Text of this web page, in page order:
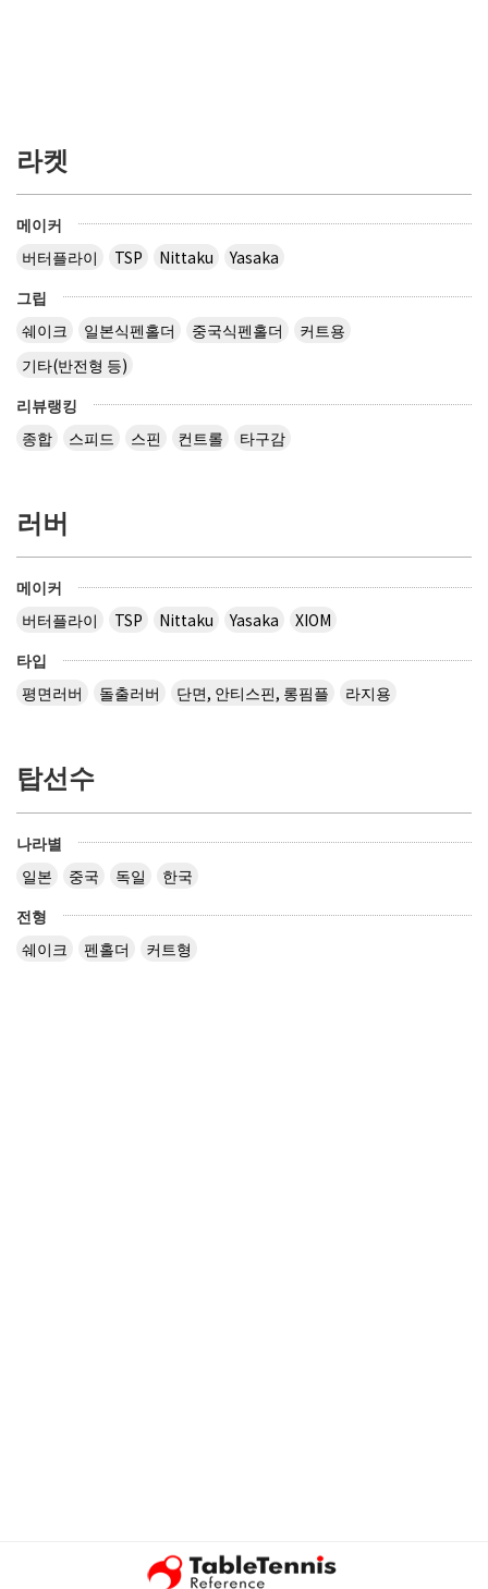
라켓
메이커
버터플라이
TSP Nittaku
Yasaka
그립
쉐이크
일본식펜홀더 중국식펜홀더
커트용
기타(반전형 등)
리뷰랭킹
종합
스피드 스핀 컨트롤 타구감
러버
메이커
버터플라이
TSP Nittaku Yasaka
XIOM
타입
평면러버
돌출러버 단면, 안티스핀, 롱핌플 라지용
탑선수
나라별
일본
중국 독일
한국
전형
쉐이크
펜홀더 커트형